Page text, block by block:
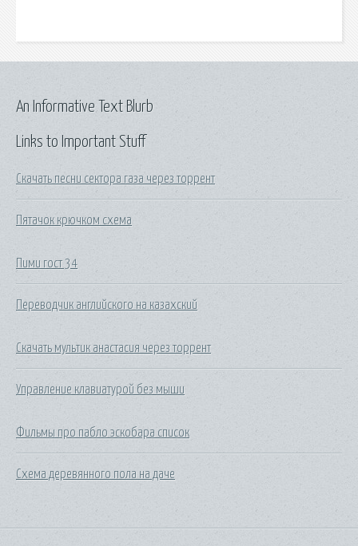
Links to Important Stuff
Скачать песни сектора газа через торрент
Пятачок крючком схема
Пими гост 34
Переводчик английского на казахский
Скачать мультик анастасия через торрент
Управление клавиатурой без мыши
Фильмы про пабло эскобара список
Схема деревянного пола на даче
An Informative Text Blurb